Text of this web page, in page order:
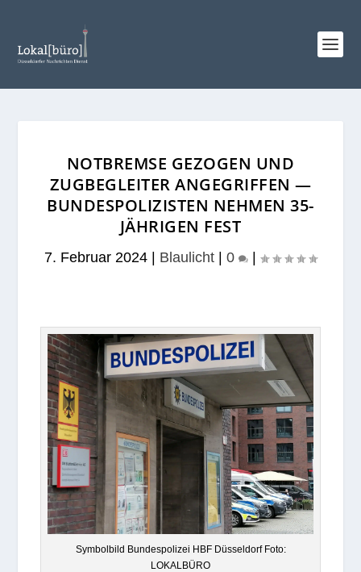
NOTBREMSE GEZOGEN UND
ZUGBEGLEITER ANGEGRIFFEN —
BUNDESPOLIZISTEN NEHMEN 35-
JÄHRIGEN FEST
7. Februar 2024 Blaulicht 0
Sym­bol­bild Bun­des­po­li­zei HBF Düs­sel­dorf Foto:
LOKALBÜRO